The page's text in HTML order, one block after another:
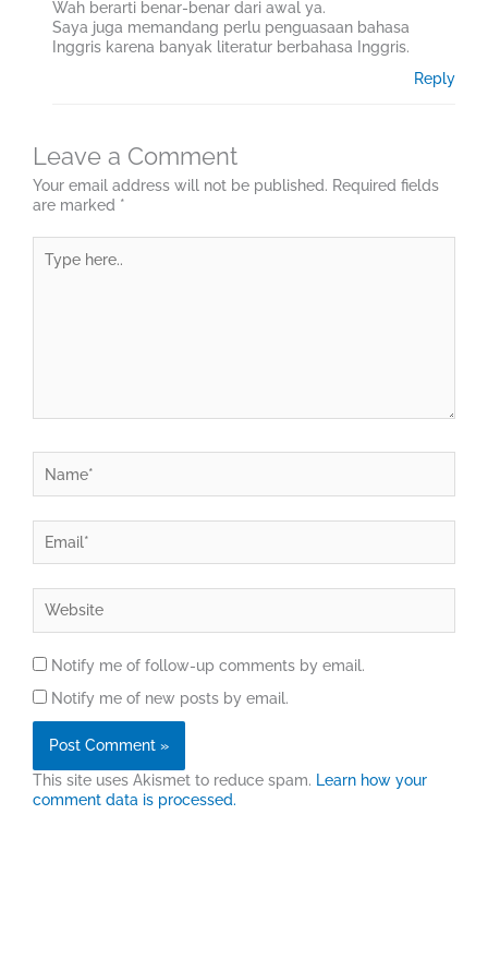
Wah berarti benar-benar dari awal ya.
Saya juga memandang perlu penguasaan bahasa
Inggris karena banyak literatur berbahasa Inggris.
Reply
Leave a Comment
Your email address will not be published. Required fields
are marked *
here..
Notify me of follow-up comments by email.
Notify me of new posts by email.
This site uses Akismet to reduce spam. Learn how your
comment data is processed.